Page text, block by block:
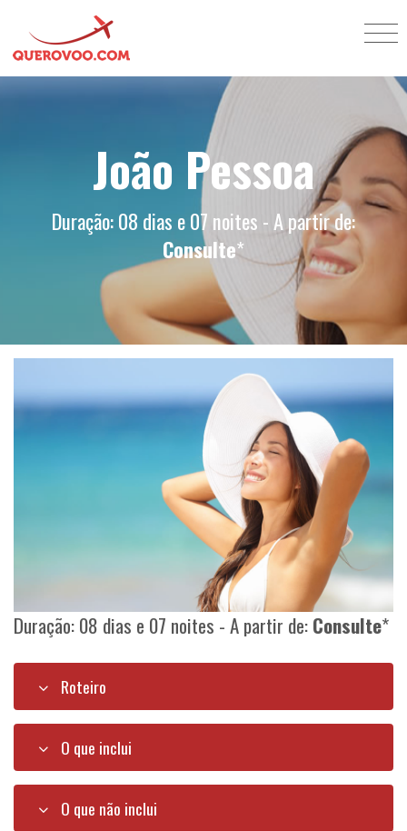
João Pessoa
Duração: 08 dias e 07 noites - A partir de:
Consulte*
Duração: 08 dias e 07 noites - A partir de:Consulte*
Roteiro
O que inclui
O que não inclui